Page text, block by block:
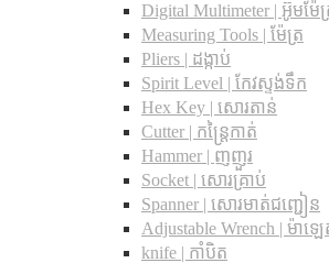
Digital Multimeter | អ៊ូមម៉ែ
Measuring Tools | ម៉ែត្រ
Pliers | ដង្កាប់
Spirit Level | កែវស្ទង់ទឹក
Hex Key | សោរតាន់
Cutter | កន្រ្តៃកាត់
Hammer | ញញួរ
Socket | សោរគ្រាប់
Spanner |​ សោរមាត់ជញ្ជៀន
Adjustable Wrench |​ ម៉ាឡេ
knife | កាំបិត